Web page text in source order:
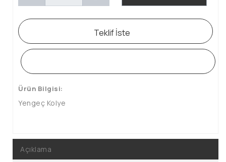
Teklif İste
Ürün Bilgisi:
Yengeç Kolye
Açıklama